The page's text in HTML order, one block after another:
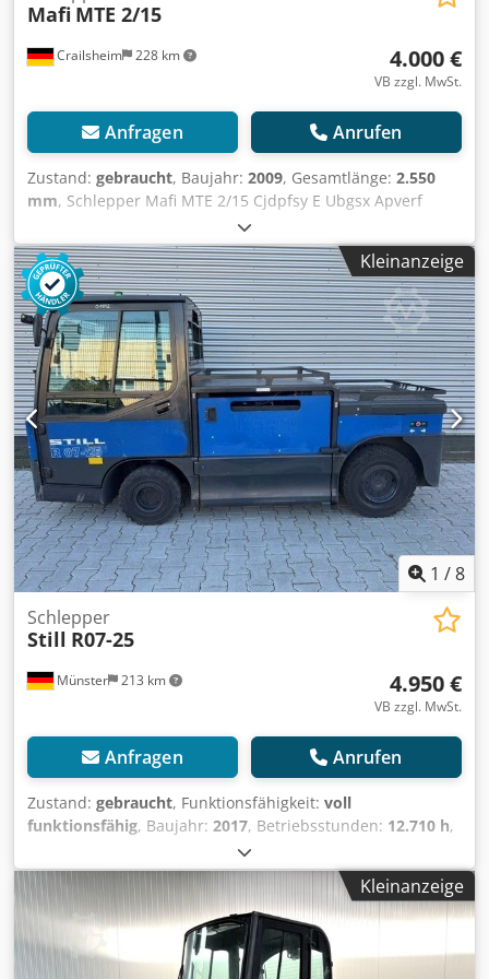
Crailsheim 228 km
Mafi MTE 2/15
4.000 €
VB zzgl. MwSt.
Anfragen Anrufen
Zustand: gebraucht, Baujahr: 2009, Gesamtlänge: 2.550
mm, Schlepper Mafi MTE 2/15 Cjdpfsy E Ubgsx Apverf
Kleinanzeige
1 /8
Münster 213 km
Schlepper
Still R07-25
4.950 €
VB zzgl. MwSt.
Anfragen Anrufen
Zustand: gebraucht, Funktionsfähigkeit: voll
funktionsfähig, Baujahr: 2017, Betriebsstunden: 12.710 h,
, Kraftstofftyp:
mm, Antriebsart:Elektro, Zugkraft bei Belastung:25.000
N , Baubreite: 1.300 mm, Schlepper Getriebe:
Elektromechanisch Zustand: Einsatzbereit und voll
funktionsfähig Cedpezq Ikcsfx Apvorf Zustand Technisch:
sehr gut Bereifung vorne Typ: Superelastik Bereifung
Kleinanzeige